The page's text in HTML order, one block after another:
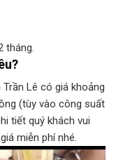
tháng.
Lê có giá khoảng
(tùy vào công suất
tiết quý khách vui
miễn phí nhé.